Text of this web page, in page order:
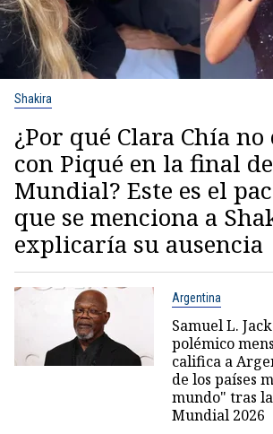
Shakira
¿Por qué Clara Chía
con Piqué en la final
Mundial? Este es el
que se menciona a
explicaría su ausencia
Argentina
Samuel L.
polémico
califica a
de los países
mundo" tras
Mundial 2026